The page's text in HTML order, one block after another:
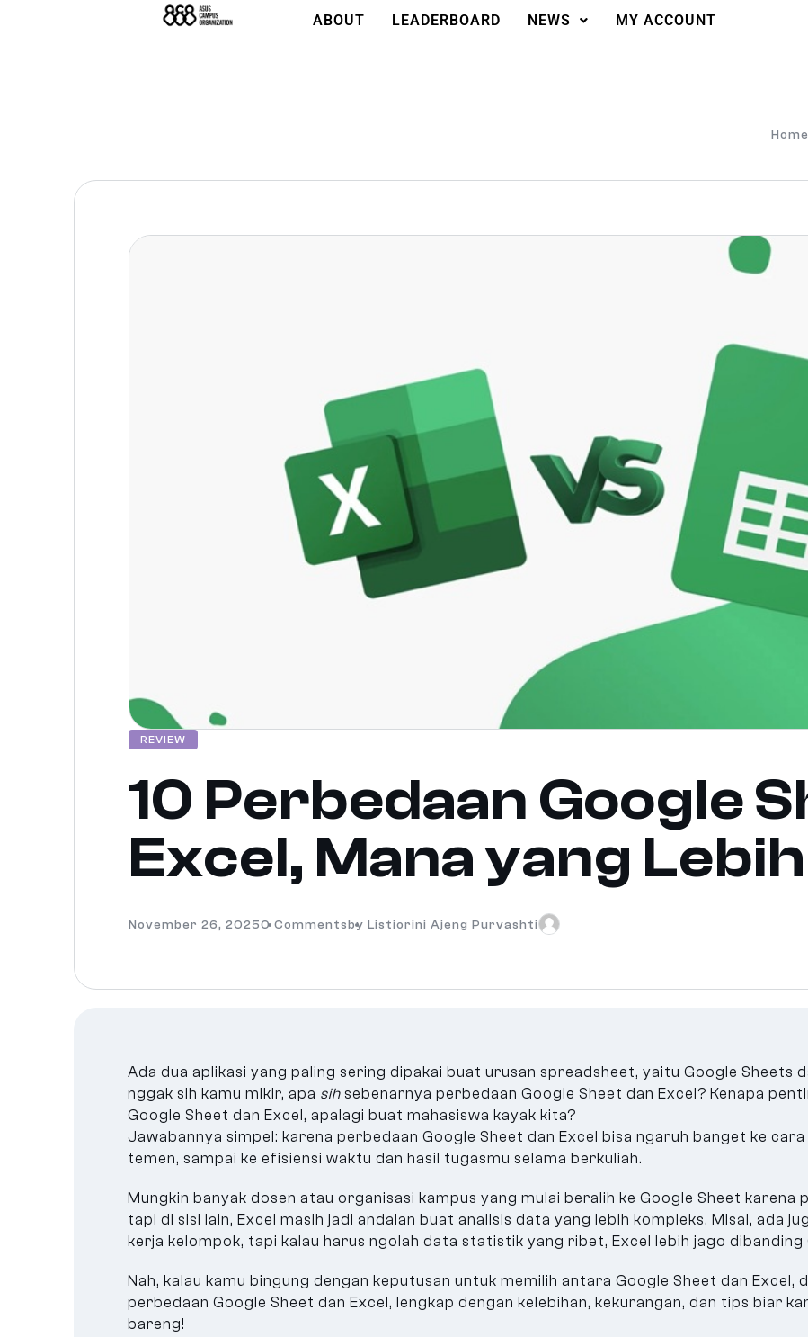
ABOUT LEADERBOARD NEWS MY ACCOUNT
Home
REVIEW
10 Perbedaan Google
Excel, Mana yang
November 26, 20250 Commentsby Listiorini Ajeng Purvashti
Ada dua aplikasi yang paling sering dipakai buat urusan spreadsheet, yaitu Google Sheets
nggak sih kamu mikir, apa sih sebenarnya perbedaan Google Sheet dan Excel? Kenapa
Google Sheet dan Excel, apalagi buat mahasiswa kayak kita?
Jawabannya simpel: karena perbedaan Google Sheet dan Excel bisa ngaruh banget ke
temen, sampai ke efisiensi waktu dan hasil tugasmu selama berkuliah.
Mungkin banyak dosen atau organisasi kampus yang mulai beralih ke Google Sheet
tapi di sisi lain, Excel masih jadi andalan buat analisis data yang lebih kompleks. Misal, ada
kerja kelompok, tapi kalau harus ngolah data statistik yang ribet, Excel lebih jago dibanding
Nah, kalau kamu bingung dengan keputusan untuk memilih antara Google Sheet dan Excel,
perbedaan Google Sheet dan Excel, lengkap dengan kelebihan, kekurangan, dan tips biar
bareng!